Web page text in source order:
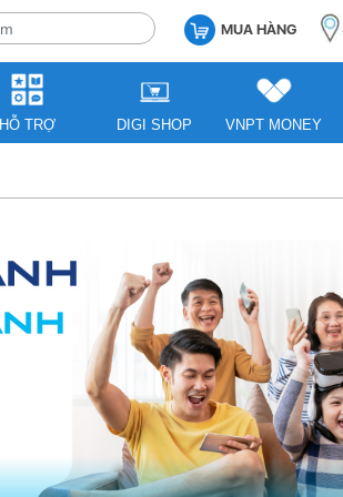
MUA HÀNG
HỖ TRỢ DIGI SHOP VNPT MONEY